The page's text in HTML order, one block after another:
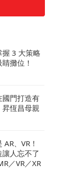
握 3 大策略
攤位！
國門打造有
恆昌母親
、VR！
人忘不了
／VR／XR